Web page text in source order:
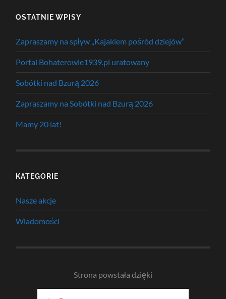
OSTATNIE WPISY
Zapraszamy na spływ „Kajakiem pośród dziejów”
Portal Bohaterowie1939.pl uratowany
Sobótki nad Bzurą 2026
Zapraszamy na Sobótki nad Bzurą 2026
Mamy 20 lat!
KATEGORIE
Nasze akcje
Wiadomości
Strona powstała dzięki